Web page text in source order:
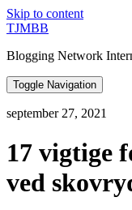
Skip to content
TJMBB
Blogging Network
Toggle Navigation
september 27, 2021
17 vigtige
ved